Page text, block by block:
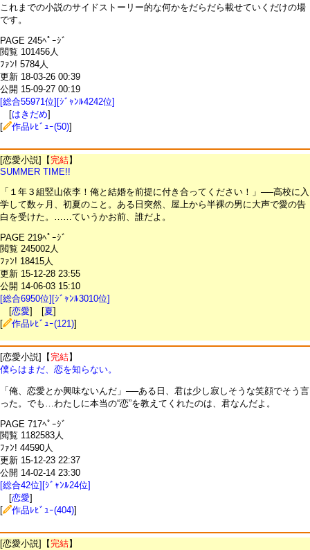
これまでの小説のサイドストーリー的な何かをだらだら載せていくだけの場
です。
PAGE 245ﾍﾟｰｼﾞ
閲覧 101456人
ﾌｧﾝ! 5784人
更新 18-03-26 00:39
公開 15-09-27 00:19
[総合55971位][ｼﾞｬﾝﾙ4242位]
[はきだめ]
[
作品ﾚﾋﾞｭｰ(50)]
[恋愛小説]【完結】
SUMMER TIME!!
「１年３組竪山依李！俺と結婚を前提に付き合ってください！」──高校に入
学して数ヶ月、初夏のこと。ある日突然、屋上から半裸の男に大声で愛の告
白を受けた。……ていうかお前、誰だよ。
PAGE 219ﾍﾟｰｼﾞ
閲覧 245002人
ﾌｧﾝ! 18415人
更新 15-12-28 23:55
公開 14-06-03 15:10
[総合6950位][ｼﾞｬﾝﾙ3010位]
[恋愛] [夏]
[
作品ﾚﾋﾞｭｰ(121)]
[恋愛小説]【完結】
僕らはまだ、恋を知らない。
「俺、恋愛とか興味ないんだ」──ある日、君は少し寂しそうな笑顔でそう言
った。でも…わたしに本当の“恋”を教えてくれたのは、君なんだよ。
PAGE 717ﾍﾟｰｼﾞ
閲覧 1182583人
ﾌｧﾝ! 44590人
更新 15-12-23 22:37
公開 14-02-14 23:30
[総合42位][ｼﾞｬﾝﾙ24位]
[恋愛]
[
作品ﾚﾋﾞｭｰ(404)]
[恋愛小説]【完結】